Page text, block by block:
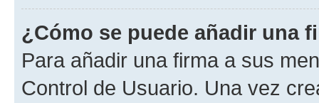
¿Cómo se puede añadir una
Para añadir una firma a sus
Control de Usuario. Una vez